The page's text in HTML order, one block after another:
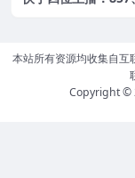
本站所有资源均收集自互
Copyright ©